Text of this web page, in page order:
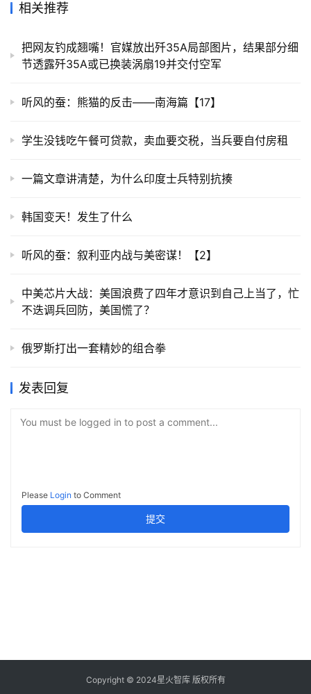
相关推荐
把网友钓成翘嘴！官媒放出歼35A局部图片，结果部分细
节透露歼35A或已换装涡扇19并交付空军
听风的蚕：熊猫的反击——南海篇【17】
学生没钱吃午餐可贷款，卖血要交税，当兵要自付房租
一篇文章讲清楚，为什么印度士兵特别抗揍
韩国变天！发生了什么
听风的蚕：叙利亚内战与美密谋！【2】
中美芯片大战：美国浪费了四年才意识到自己上当了，忙
不迭调兵回防，美国慌了？
俄罗斯打出一套精妙的组合拳
发表回复
You must be logged in to post a comment...
Please Login to Comment
提交
Copyright © 2024星火智库 版权所有